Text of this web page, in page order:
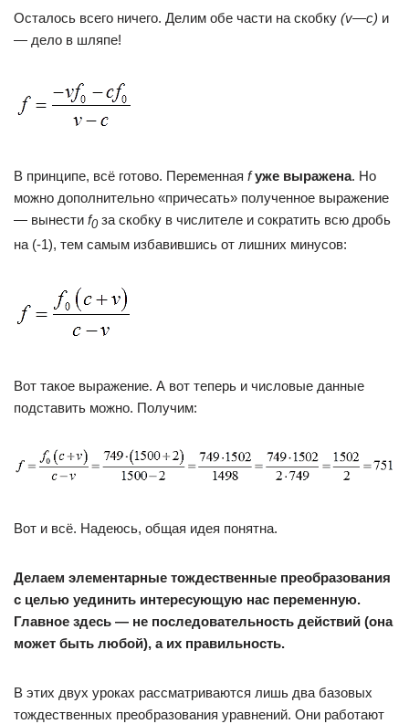
Осталось всего ничего. Делим обе части на скобку (v—c) и
— дело в шляпе!
В принципе, всё готово. Переменная f уже выражена. Но
можно дополнительно «причесать» полученное выражение
— вынести f0 за скобку в числителе и сократить всю дробь
на (-1), тем самым избавившись от лишних минусов:
Вот такое выражение. А вот теперь и числовые данные
подставить можно. Получим:
Вот и всё. Надеюсь, общая идея понятна.
Делаем элементарные тождественные преобразования
с целью уединить интересующую нас переменную.
Главное здесь — не последовательность действий (она
может быть любой), а их правильность.
В этих двух уроках рассматриваются лишь два базовых
тождественных преобразования уравнений. Они работают